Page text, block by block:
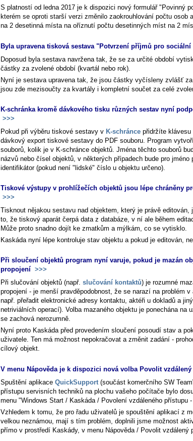
S platností od ledna 2017 je k dispozici nový formulář "Povinný
kterém se oproti starší verzi změnilo zaokrouhlování počtu osob
na 2 desetinná místa na oříznutí počtu desetinných míst na 2
Byla upravena tisková sestava "Potvrzení příjmů pro sociální
Doposud byla sestava navržena tak, že se za určité období
částky za zvolené období (kvartál nebo rok).
Nyní je sestava upravena tak, že jsou částky vyčísleny zvlášť
jsou zde mezisoučty za kvartály i kompletní součet za celé
K-schránka kromě dávkového tisku různých sestav nyní
>>>
Pokud při výběru tiskové sestavy v K-schránce přidržíte klávesu
dávkový export tiskové sestavy do PDF souboru. Program
souborů, kolik je v K-schránce objektů. Jména těchto souborů
názvů nebo čísel objektů, v některých případech bude pro
identifikátor (pokud není "lidské" číslo u objektu určeno).
Tiskové výstupy v prohlížečích objektů jsou lépe chráněny
>>>
Tisknout nějakou sestavu nad objektem, který je právě editován,
to, že tiskový aparát čerpá data z databáze, v ní ale během
Může proto snadno dojít ke zmatkům a mýlkám, co se vytisklo.
Kaskáda nyní lépe kontroluje stav objektu a pokud je editován,
Při sloučení objektů program nyní varuje, pokud je mazán
propojení >>>
Při slučování objektů (např. slučování kontaktů) je rozumné
propojení - je menší pravděpodobnost, že se narazí na problém
např. přeřadit elektronické adresy kontaktu, aktéři u dokladů a
netriviálních operací). Volba mazaného objektu je ponechána na
se zachová nerozumně.
Nyní proto Kaskáda před provedením sloučení posoudí stav a
uživatele. Ten má možnost nepokračovat a změnit zadání -
cílový objekt.
V menu Nápověda je k dispozici nová volba Povolit
Spuštění aplikace QuickSupport (součást komerčního SW
přístupu servisních techniků na plochu vašeho počítače bylo
menu "Windows Start / Kaskáda / Povolení vzdáleného přístupu -
Vzhledem k tomu, že pro řadu uživatelů je spouštění aplikací z
velkou neznámou, mají s tím problém, doplnili jsme možnost
přímo v prostředí Kaskády, v menu Nápověda / Povolit vzdálený